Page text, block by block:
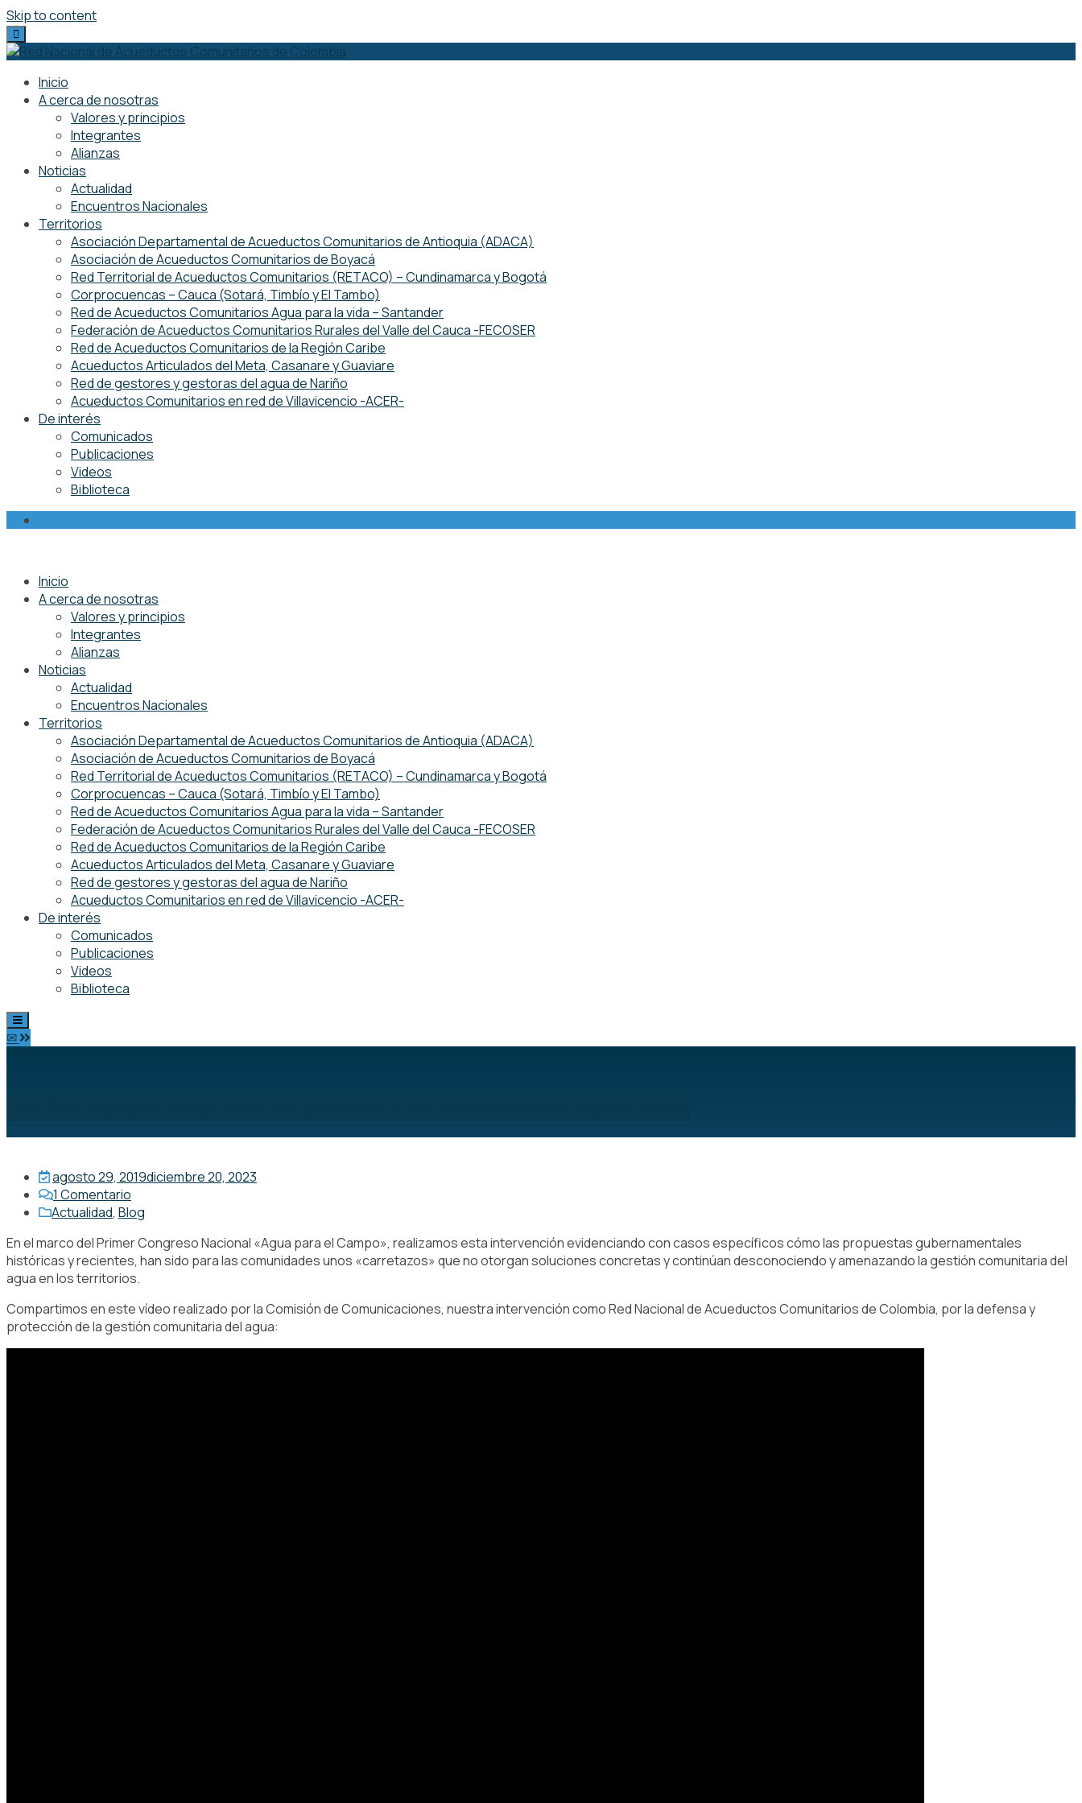
Skip to content
Inicio
A cerca de nosotras
Valores y principios
Integrantes
Alianzas
Noticias
Actualidad
Encuentros Nacionales
Territorios
Asociación Departamental de Acueductos Comunitarios de Antioquia (ADACA)
Asociación de Acueductos Comunitarios de Boyacá
Red Territorial de Acueductos Comunitarios (RETACO) – Cundinamarca y Bogotá
Corprocuencas – Cauca (Sotará, Timbío y El Tambo)
Red de Acueductos Comunitarios Agua para la vida – Santander
Federación de Acueductos Comunitarios Rurales del Valle del Cauca -FECOSER
Red de Acueductos Comunitarios de la Región Caribe
Acueductos Articulados del Meta, Casanare y Guaviare
Red de gestores y gestoras del agua de Nariño
Acueductos Comunitarios en red de Villavicencio -ACER-
De interés
Comunicados
Publicaciones
Videos
Biblioteca
Inicio
A cerca de nosotras
Valores y principios
Integrantes
Alianzas
Noticias
Actualidad
Encuentros Nacionales
Territorios
Asociación Departamental de Acueductos Comunitarios de Antioquia (ADACA)
Asociación de Acueductos Comunitarios de Boyacá
Red Territorial de Acueductos Comunitarios (RETACO) – Cundinamarca y Bogotá
Corprocuencas – Cauca (Sotará, Timbío y El Tambo)
Red de Acueductos Comunitarios Agua para la vida – Santander
Federación de Acueductos Comunitarios Rurales del Valle del Cauca -FECOSER
Red de Acueductos Comunitarios de la Región Caribe
Acueductos Articulados del Meta, Casanare y Guaviare
Red de gestores y gestoras del agua de Nariño
Acueductos Comunitarios en red de Villavicencio -ACER-
De interés
Comunicados
Publicaciones
Videos
Biblioteca
✉
agosto 29, 2019diciembre 20, 2023
1 Comentario
Actualidad, Blog
En el marco del Primer Congreso Nacional «Agua para el Campo», realizamos esta intervención evidenciando con casos específicos cómo las propuestas gubernamentales
históricas y recientes, han sido para las comunidades unos «carretazos» que no otorgan soluciones concretas y continúan desconociendo y amenazando la gestión comunitaria del
agua en los territorios.
Compartimos en este vídeo realizado por la Comisión de Comunicaciones, nuestra intervención como Red Nacional de Acueductos Comunitarios de Colombia, por la defensa y
protección de la gestión comunitaria del agua: